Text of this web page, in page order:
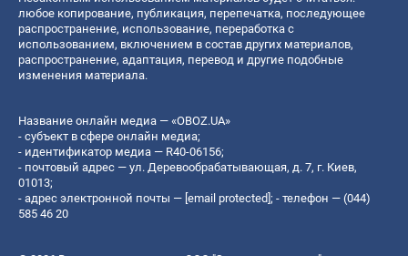
любое копирование, публикация, перепечатка, последующее
распространение, использование, переработка с
использованием, включением в состав других материалов,
распространение, адаптация, перевод и другие подобные
изменения материала.
Название онлайн медиа — «OBOZ.UA»
- субъект в сфере онлайн медиа;
- идентификатор медиа — R40-06156;
- почтовый адрес — ул. Деревообрабатывающая, д. 7, г. Киев,
01013;
- адрес электронной почты — [email protected]; - телефон — (044)
585 46 20